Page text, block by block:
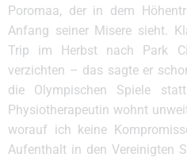
Poromaa, der in dem
Anfang seiner Misere sieht.
Trip im Herbst nach Park
verzichten – das sagte er
die Olympischen Spiele
Physiotherapeutin wohnt
worauf ich keine
Aufenthalt in den Vereinigten